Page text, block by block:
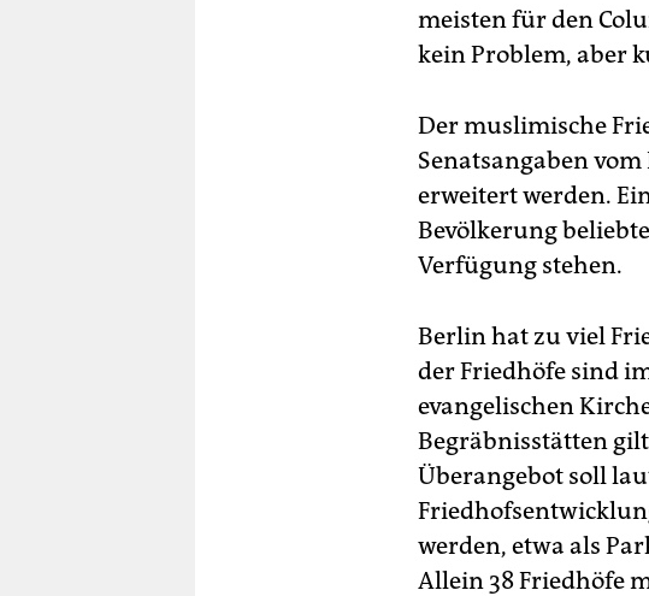
meisten für den
kein Problem, aber
Der muslimische
Senatsangaben
erweitert werden.
Bevölkerung
Verfügung stehen.
Berlin hat zu viel
der Friedhöfe sind
evangelischen
Begräbnisstätten
Überangebot soll
werden, etwa als
Allein 38 Friedhöfe